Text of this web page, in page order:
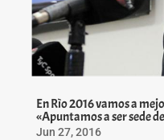
En Rìo 2016 vamos a
«Apuntamos a ser sede
Jun 27, 2016